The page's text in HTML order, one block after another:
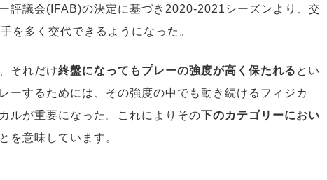
評議会(IFAB)の決定に基づき2020-2021シーズンより、交
を多く交代できるようになった。
それだけ終盤になってもプレーの強度が高く保たれる とい
ーするためには、その強度の中でも動き続けるフィジカ
ルが重要になった。これによりその下のカテゴリーにおい
を意味しています。